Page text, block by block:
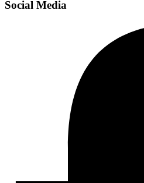
Social Media